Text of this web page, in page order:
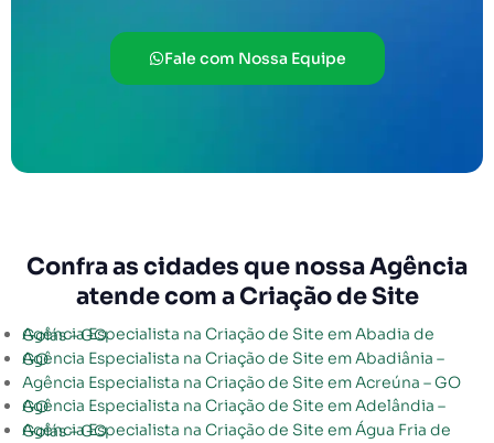
Fale com Nossa Equipe
Confra as cidades que nossa Agência
atende com a Criação de Site
Agência Especialista na Criação de Site em Abadia de Goiás – GO
Agência Especialista na Criação de Site em Abadiânia – GO
Agência Especialista na Criação de Site em Acreúna – GO
Agência Especialista na Criação de Site em Adelândia – GO
Agência Especialista na Criação de Site em Água Fria de Goiás – GO